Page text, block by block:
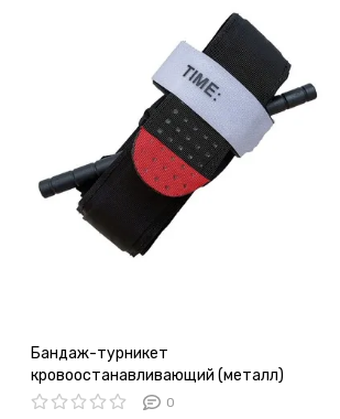
Бандаж-турникет
кровоостанавливающий (металл)
0